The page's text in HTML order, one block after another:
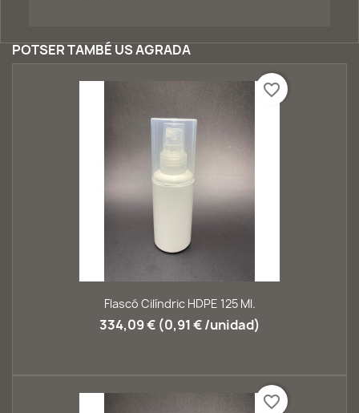
POTSER TAMBÉ US AGRADA
Flascó Cilíndric HDPE 125 Ml.
334,09 € (0,91 € /unidad)
favorite_border
favorite_border